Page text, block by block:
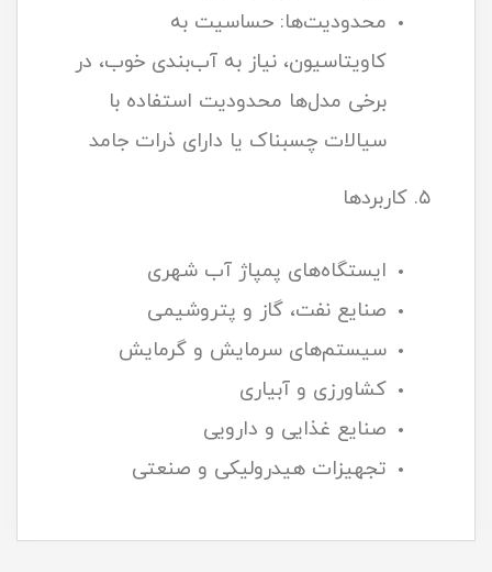
محدودیت‌ها: حساسیت به
کاویتاسیون، نیاز به آب‌بندی خوب، در
برخی مدل‌ها محدودیت استفاده با
سیالات چسبناک یا دارای ذرات جامد
۵. کاربردها
ایستگاه‌های پمپاژ آب شهری
صنایع نفت، گاز و پتروشیمی
سیستم‌های سرمایش و گرمایش
کشاورزی و آبیاری
صنایع غذایی و دارویی
تجهیزات هیدرولیکی و صنعتی